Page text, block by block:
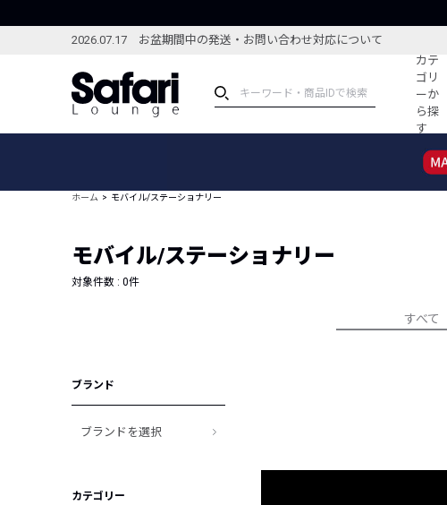
2026.07.17 お盆期間中の発送・お問い合わせ対応について
カテ
ゴリ
ーか
ら探
す
ブランドから探す
新着アイテム
編集部のおすすめアイテム
コーディネート
ホーム モバイル/ステーショナリー
モバイル/ステーショナリー
対象件数 : 0件
すべて
ブランド
ブランドを選択
カテゴリー